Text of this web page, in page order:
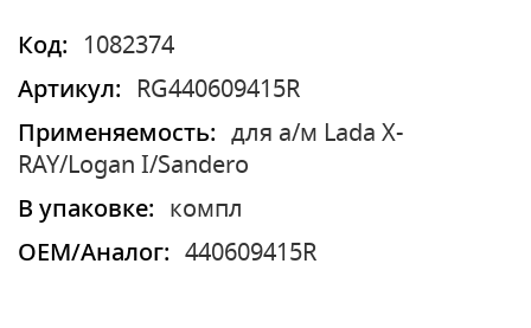
Код:
1082374
Артикул:
RG440609415R
Применяемость:
для а/м Lada X-
RAY/Logan I/Sandero
В упаковке:
компл
OEM/Аналог:
440609415R